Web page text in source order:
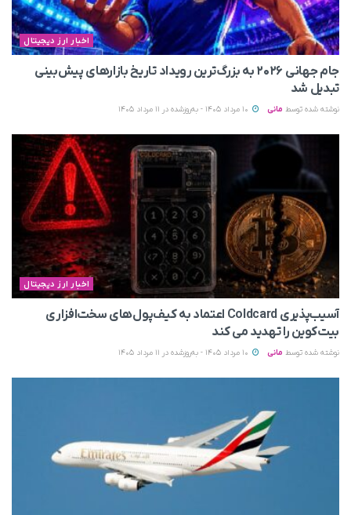
اخبار ارز دیجیتال
جام جهانی ۲۰۲۶ به بزرگ‌ترین رویداد تاریخ بازارهای پیش‌بینی
تبدیل شد
نوشته شده توسط مانی
اخبار ارز دیجیتال
آسیب‌پذیری Coldcard اعتماد به کیف‌پول‌های سخت‌افزاری
بیت‌کوین را تهدید می‌ کند
نوشته شده توسط مانی